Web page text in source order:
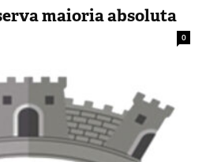
maioria absoluta
0